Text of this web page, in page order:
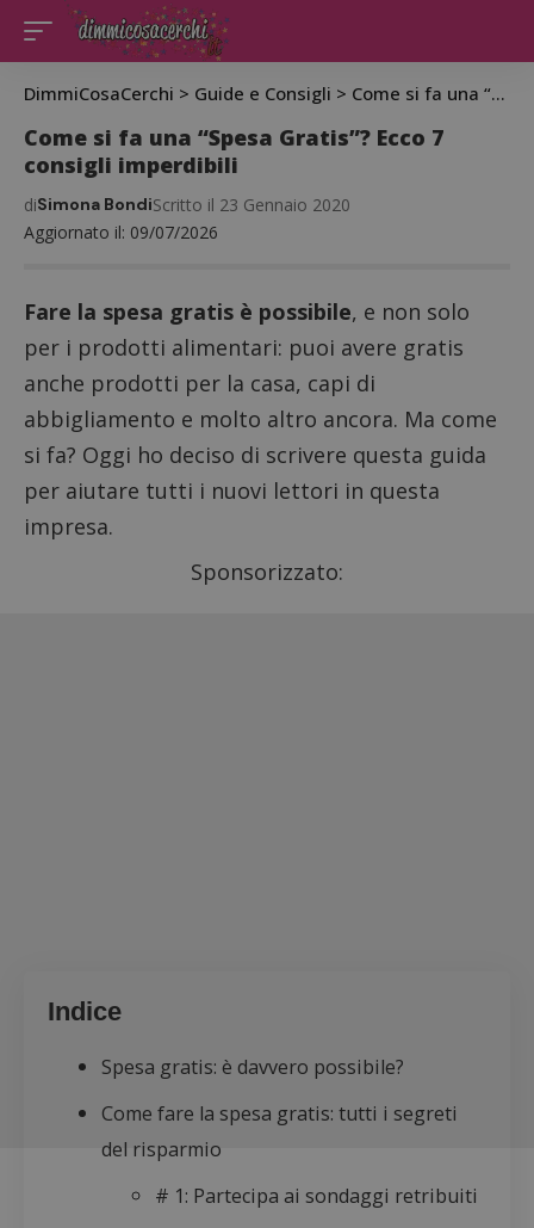
DimmiCosaCerchi > Guide e Consigli > Come si fa una “Spesa Gratis”? Ecco 7 consigli imperdibili
Come si fa una “Spesa Gratis”? Ecco 7
consigli imperdibili
Aggiornato il: 09/07/2026
diSimona BondiScritto il 23 Gennaio 2020
Fare la spesa gratis è possibile, e non solo
per i prodotti alimentari: puoi avere gratis
anche prodotti per la casa, capi di
abbigliamento e molto altro ancora. Ma come
si fa? Oggi ho deciso di scrivere questa guida
per aiutare tutti i nuovi lettori in questa
impresa.
Sponsorizzato:
Indice
Spesa gratis: è davvero possibile?
Come fare la spesa gratis: tutti i segreti
del risparmio
# 1: Partecipa ai sondaggi retribuiti